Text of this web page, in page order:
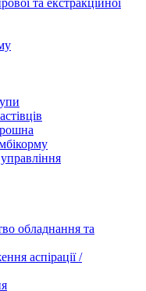
обладнання та
аспірації /